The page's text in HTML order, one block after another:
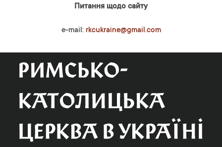
Питання щодо сайту
e-mail: rkcukraine@gmail.com